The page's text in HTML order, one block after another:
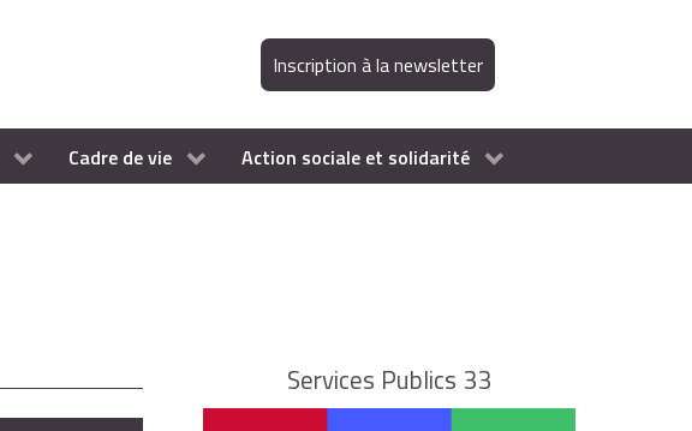
Inscription à la newsletter
Cadre de vie Action sociale et solidarité
Services Publics 33